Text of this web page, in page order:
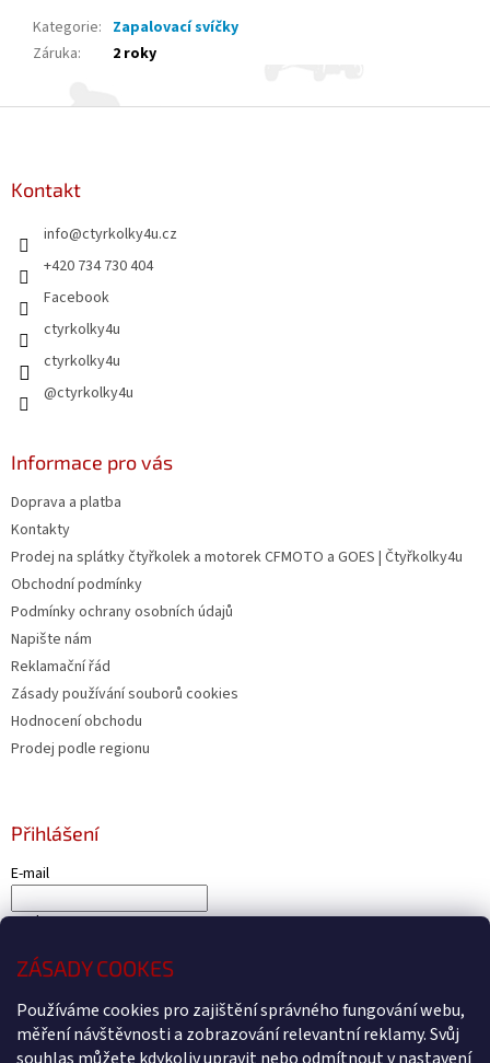
ZÁSADY COOKES
Používáme cookies pro zajištění správného fungování webu,
měření návštěvnosti a zobrazování relevantní reklamy. Svůj
Kategorie: Zapalovací svíčky
Záruka: 2 roky
Kontakt
info@ctyrkolky4u.cz
+420 734 730 404
Facebook
ctyrkolky4u
ctyrkolky4u
@ctyrkolky4u
Informace pro vás
Doprava a platba
Kontakty
Prodej na splátky čtyřkolek a motorek CFMOTO a GOES | Čtyřkolky4u
Obchodní podmínky
Podmínky ochrany osobních údajů
Napište nám
Reklamační řád
Zásady používání souborů cookies
Hodnocení obchodu
Prodej podle regionu
Přihlášení
E-mail
Heslo
PŘIHLÁSIT SE
Nová registraceZapomenuté heslo